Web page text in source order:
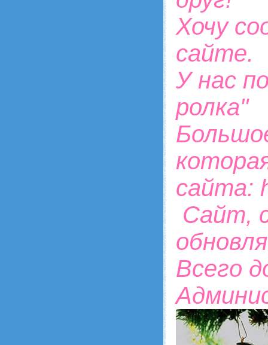
Хочу
сайте.
У нас
ролка"
сайта:
Сайт,
Всего